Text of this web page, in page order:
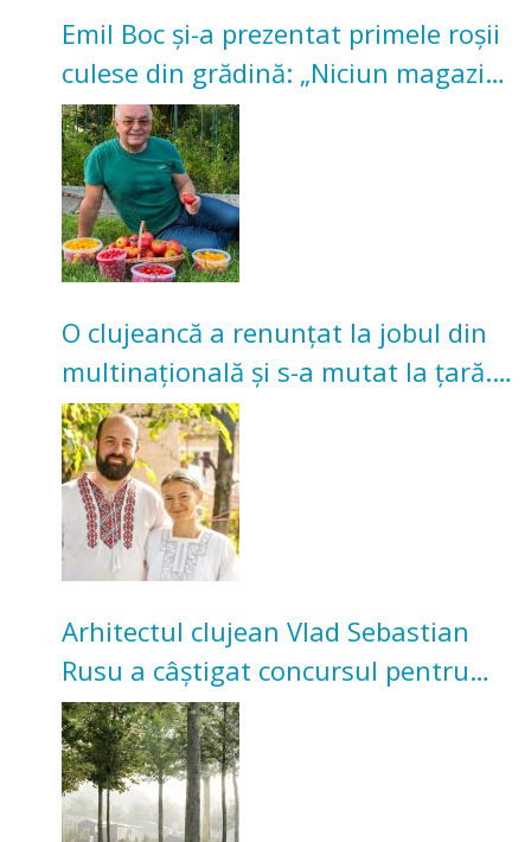
Emil Boc și-a prezentat primele roșii
culese din grădină: „Niciun magazin
nu poate oferi această satisfacție”
O clujeancă a renunțat la jobul din
multinațională și s-a mutat la țară.
Acum cultivă legume în grădina
bunicilor
Arhitectul clujean Vlad Sebastian
Rusu a câștigat concursul pentru
transformarea Grădinii Casei
Universitarilor